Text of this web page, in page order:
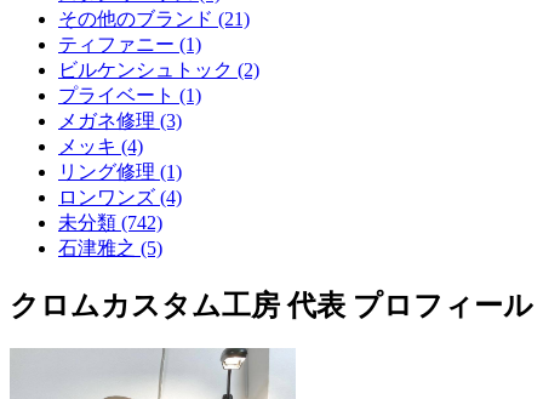
その他のブランド (21)
ティファニー (1)
ビルケンシュトック (2)
プライベート (1)
メガネ修理 (3)
メッキ (4)
リング修理 (1)
ロンワンズ (4)
未分類 (742)
石津雅之 (5)
クロムカスタム工房 代表 プロフィール